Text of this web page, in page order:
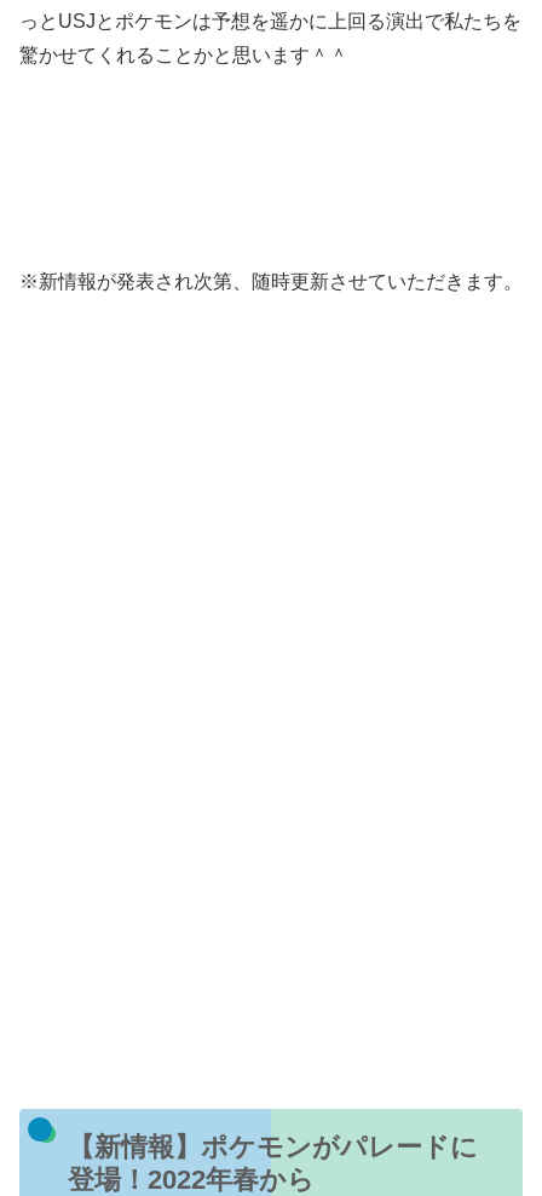
っとUSJとポケモンは予想を遥かに上回る演出で私たちを
驚かせてくれることかと思います＾＾
※新情報が発表され次第、随時更新させていただきます。
【新情報】ポケモンがパレードに
登場！2022年春から